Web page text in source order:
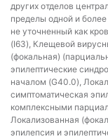
других отделов
пределы одной и
не уточненный как
(I63), Клещевой
(фокальная)
эпилептические
началом (G40.0),
симптоматическая
комплексными
Локализованная
эпилепсия и